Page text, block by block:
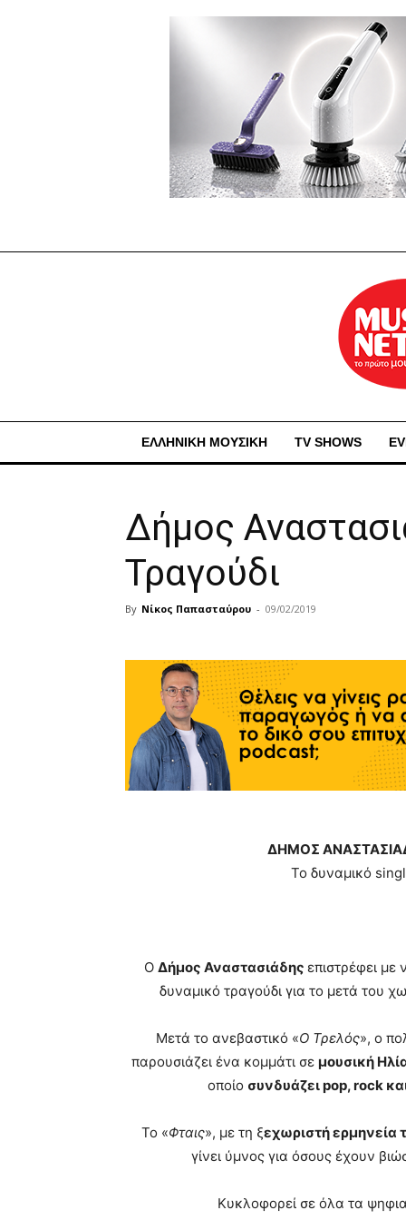
ΕΛΛΗΝΙΚΗ ΜΟΥΣΙΚΗ TV SHOWS
Δήμος
Τραγούδι
By Νίκος Παπασταύρου - 09/02/2019
ΔΗΜΟΣ
Το δυναμικό
Ο Δήμος Αναστασιάδης επιστρέφει με
δυναμικό τραγούδι για το μετά του
Μετά το ανεβαστικό «Ο Τρελός», ο
παρουσιάζει ένα κομμάτι σε μουσική
οποίο συνδυάζει pop, rock
Το «Φταις», με τη ξεχωριστή ερμηνεία
γίνει ύμνος για όσους έχουν
Κυκλοφορεί σε όλα τα